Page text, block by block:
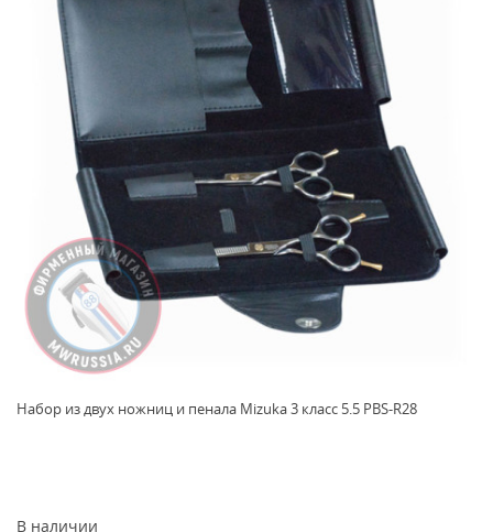
Набор из двух ножниц и пенала Mizuka 3 класс 5.5 PBS-R28
В наличии